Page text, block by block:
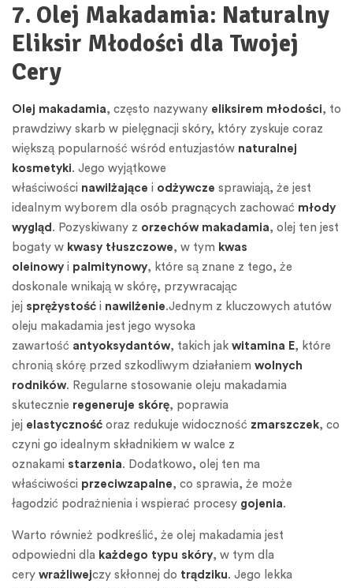
7. Olej Makadamia: Naturalny
Eliksir Młodości dla Twojej
Cery
Olej makadamia, często nazywany eliksirem młodości, to
prawdziwy skarb w pielęgnacji skóry, który zyskuje coraz
większą popularność wśród entuzjastów naturalnej
kosmetyki. Jego wyjątkowe
właściwości nawilżające i odżywcze sprawiają, że jest
idealnym wyborem dla osób pragnących zachować młody
wygląd . Pozyskiwany z orzechów makadamia, olej ten jest
bogaty w kwasy tłuszczowe, w tym kwas
oleinowy i palmitynowy, które są znane z tego, że
doskonale wnikają w skórę, przywracając
jej sprężystość i nawilżenie.Jednym z kluczowych atutów
oleju makadamia jest jego wysoka
zawartość antyoksydantów, takich jak witamina E, które
chronią skórę przed szkodliwym działaniem wolnych
rodników. Regularne stosowanie oleju makadamia
skutecznie regeneruje skórę, poprawia
jej elastyczność oraz redukuje widoczność zmarszczek, co
czyni go idealnym składnikiem w walce z
oznakami starzenia. Dodatkowo, olej ten ma
właściwości przeciwzapalne, co sprawia, że może
łagodzić podrażnienia i wspierać procesy gojenia.
Warto również podkreślić, że olej makadamia jest
odpowiedni dla każdego typu skóry, w tym dla
cery wrażliwejczy skłonnej do trądziku. Jego lekka